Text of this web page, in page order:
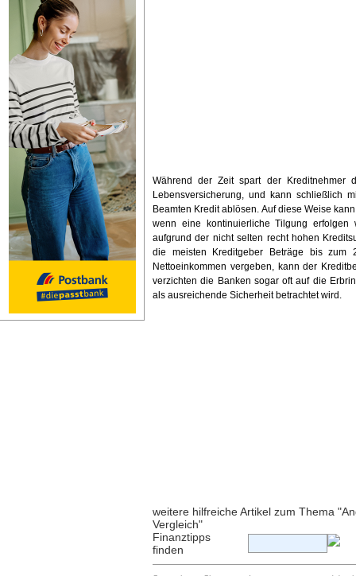
Während der Zeit spart der Kreditnehmer
Lebensversicherung, und kann schließlich
Beamten Kredit ablösen. Auf diese Weise
wenn eine kontinuierliche Tilgung
aufgrund der nicht selten recht hohen
die meisten Kreditgeber Beträge bis zum
Nettoeinkommen vergeben, kann der
verzichten die Banken sogar oft auf die
als ausreichende Sicherheit betrachtet wird.
weitere hilfreiche Artikel zum Thema
Vergleich"
Finanztipps
finden